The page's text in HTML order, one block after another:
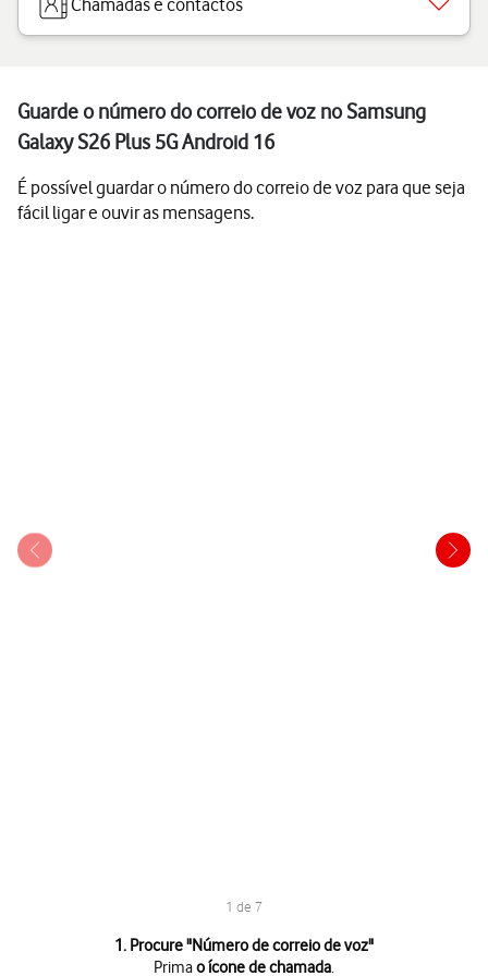
Chamadas e contactos
Guarde o número do correio de voz no Samsung
Galaxy S26 Plus 5G Android 16
É possível guardar o número do correio de voz para que seja
fácil ligar e ouvir as mensagens.
1 de 7
1. Procure "Número de correio de voz"
Primao ícone de chamada.